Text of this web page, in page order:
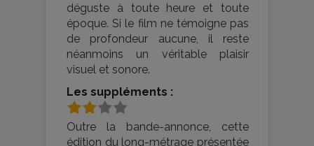
déguste à toute heure et toute
époque. Si le film ne témoigne pas
de profondeur aucune, il reste
néanmoins un véritable plaisir
visuel et sonore.
Les suppléments :
Outre la bande-annonce, cette
édition du long-métrage présentée